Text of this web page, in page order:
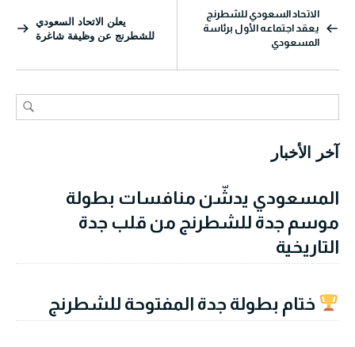
الاتحاد السعودي للشطرنج
يعقد اجتماعه الأول برئاسة
المسعودي
يعلن الاتحاد السعودي
للشطرنج عن وظيفة شاغرة
آخر الأخبار
المسعودي يدشّن منافسات بطولة
موسم جدة للشطرنج من قلب جدة
التاريخية
ختام بطولة جدة المفتوحة للشطرنج